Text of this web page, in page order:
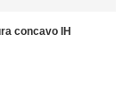
concavo IH